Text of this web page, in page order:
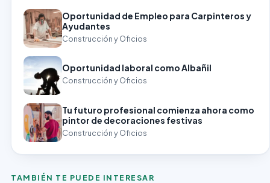
Oportunidad de Empleo para Carpinteros y
Ayudantes
Construcción y Oficios
Oportunidad laboral como Albañil
Construcción y Oficios
Tu futuro profesional comienza ahora como
pintor de decoraciones festivas
Construcción y Oficios
TAMBIÉN TE PUEDE INTERESAR